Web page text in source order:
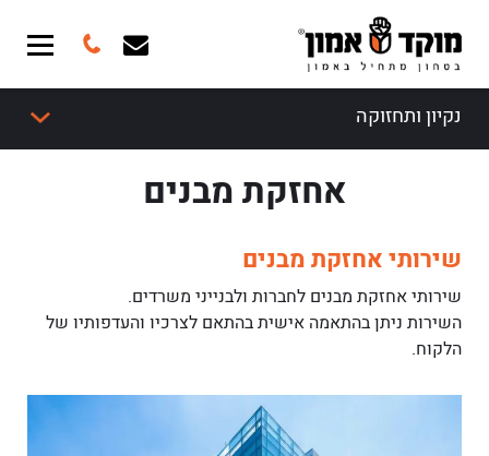
נקיון ותחזוקה
אחזקת מבנים
שירותי אחזקת מבנים
שירותי אחזקת מבנים לחברות ולבנייני משרדים.
השירות ניתן בהתאמה אישית בהתאם לצרכיו והעדפותיו של
הלקוח.